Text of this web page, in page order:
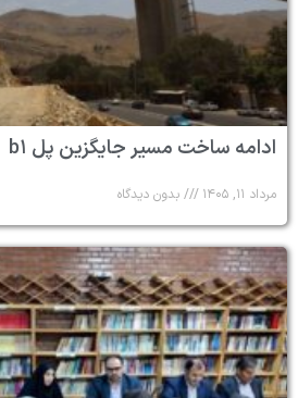
ادامه ساخت مسیر جایگزین پل b۱
مرداد ۱۱, ۱۴۰۵ بدون دیدگاه